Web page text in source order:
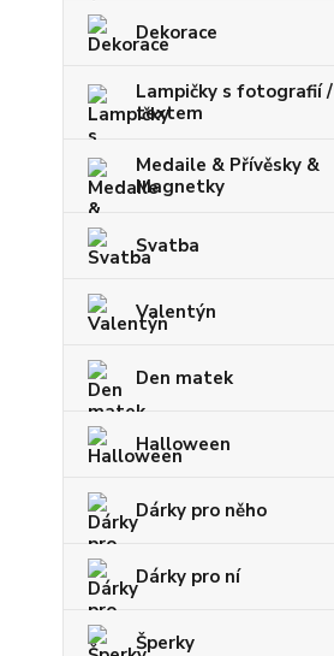
Dekorace
Lampičky s fotografií /
textem
Medaile & Přívěsky &
Magnetky
Svatba
Valentýn
Den matek
Halloween
Dárky pro něho
Dárky pro ní
Šperky